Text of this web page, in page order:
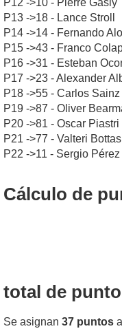
P12 ->10 - Pierre Gasly
P13 ->18 - Lance Stroll
P14 ->14 - Fernando
P15 ->43 - Franco
P16 ->31 - Esteban
P17 ->23 - Alexander
P18 ->55 - Carlos Sainz
P19 ->87 - Oliver
P20 ->81 - Oscar Piastri
P21 ->77 - Valteri Bottas
P22 ->11 - Sergio Pérez
Cálculo de
total de
Se asignan 37 puntos